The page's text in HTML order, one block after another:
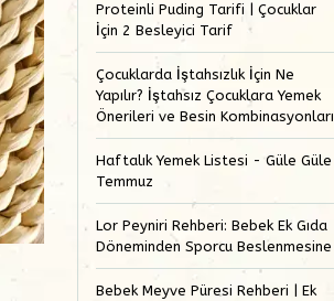
Proteinli Puding Tarifi | Çocuklar
İçin 2 Besleyici Tarif
Çocuklarda İştahsızlık İçin Ne
Yapılır? İştahsız Çocuklara Yemek
Önerileri ve Besin Kombinasyonları
Haftalık Yemek Listesi - Güle Güle
Temmuz
Lor Peyniri Rehberi: Bebek Ek Gıda
Döneminden Sporcu Beslenmesine
Bebek Meyve Püresi Rehberi | Ek